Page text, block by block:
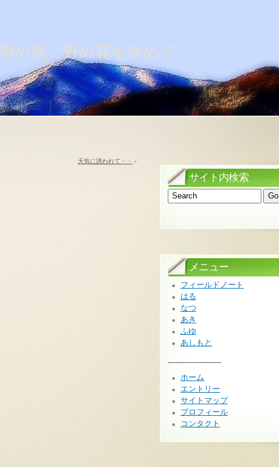
野の鳥・野の花を求めて
天気に誘われて・・ »
サイト内検索
メニュー
フィールドノート
はる
なつ
あき
ふゆ
あしもと
----------------------
ホーム
エントリー
サイトマップ
プロフィール
コンタクト